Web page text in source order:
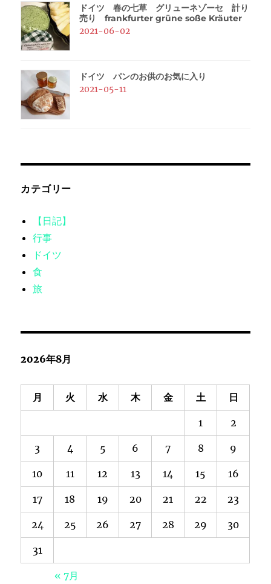
ドイツ 春の七草 グリューネゾーセ 計り
売り frankfurter grüne soße Kräuter
2021-06-02
ドイツ パンのお供のお気に入り
2021-05-11
カテゴリー
【日記】
行事
ドイツ
食
旅
2026年8月
月 火 水 木 金 土 日
1 2
3 4 5 6 7 8 9
10 11 12 13 14 15 16
17 18 19 20 21 22 23
24 25 26 27 28 29 30
31
« 7月